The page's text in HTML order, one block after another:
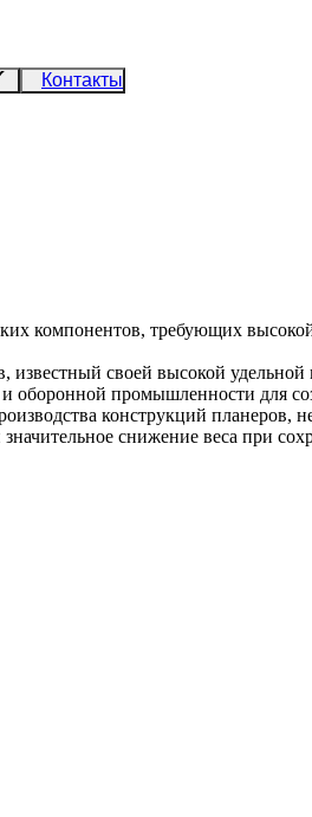
Контакты
компонентов, требующих
своей высокой
оборонной промышленности для
конструкций
снижение веса при